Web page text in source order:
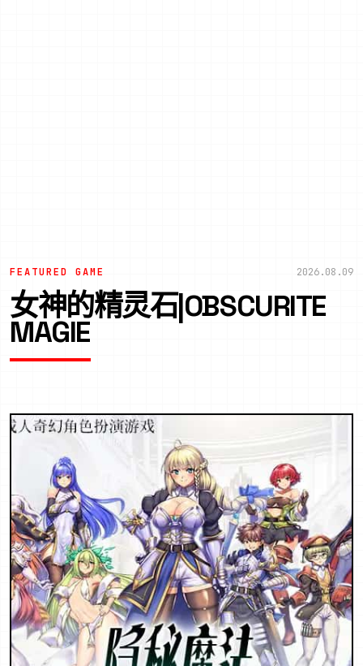
FEATURED GAME 2026.08.09
女神的精灵石|OBSCURITE
MAGIE